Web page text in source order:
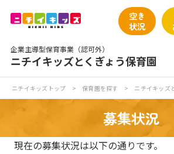
企業主導型保育事業（認可外）
ニチイキッズとくぎょう保育園
空き
状況
お食事
ニチイキッズトップ > 保育園を探す > ニチイキッズ
募集状況
現在の募集状況は以下の通りです。